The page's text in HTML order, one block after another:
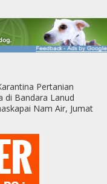
Pertanian
di Bandara Lanud
Nam Air, Jumat